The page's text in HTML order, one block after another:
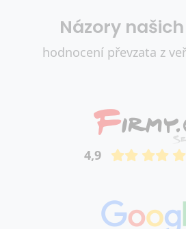
Názory
hodnocení převzata z
4,9